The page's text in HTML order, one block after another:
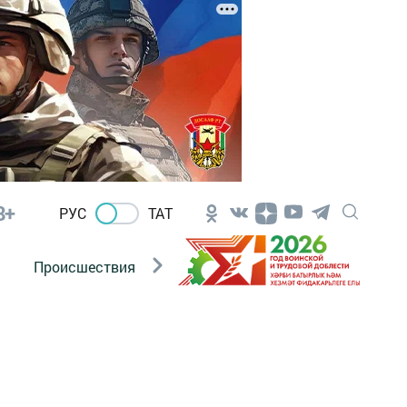
РУС ТАТ
Происшествия Новости Госавтоинспекции